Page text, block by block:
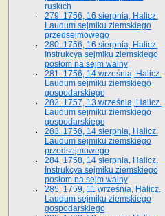
ruskich
279. 1756, 16 sierpnia, Halicz.
Laudum sejmiku ziemskiego
przedsejmowego
280. 1756, 16 sierpnia, Halicz.
Instrukcya sejmiku ziemskiego
posłom na sejm walny
281. 1756, 14 września, Halicz.
Laudum sejmiku ziemskiego
gospodarskiego
282. 1757, 13 września, Halicz.
Laudum sejmiku ziemskiego
gospodarskiego
283. 1758, 14 sierpnia, Halicz.
Laudum sejmiku ziemskiego
przedsejmowego
284. 1758, 14 sierpnia, Halicz.
Instrukcya sejmiku ziemskiego
posłom na sejm walny
285. 1759, 11 września, Halicz.
Laudum sejmiku ziemskiego
gospodarskiego